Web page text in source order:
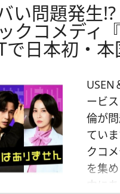
い問題発生
クコメディ
で日本初・
USEN
ービ
倫が
てい
クコ
を集
中に